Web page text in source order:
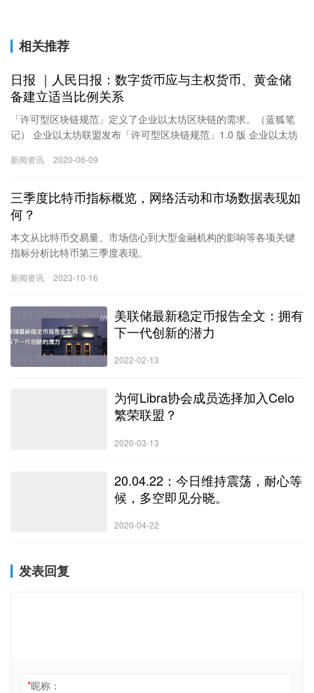
相关推荐
日报 ｜人民日报：数字货币应与主权货币、黄金储
备建立适当比例关系
「许可型区块链规范」定义了企业以太坊区块链的需求。（蓝狐笔
记） 企业以太坊联盟发布「许可型区块链规范」1.0 版 企业以太坊
的目标受众是企业以太坊区块链的运营商。
新闻资讯 2020-06-09
三季度比特币指标概览，网络活动和市场数据表现如
何？
本文从比特币交易量、市场信心到大型金融机构的影响等各项关键
指标分析比特币第三季度表现。
要点：
依然超过了大多数资产类别的表现。
在上半年推动比特币上涨的美国金融机构所带来的影响在本文撰写
时已完全消退。
比特币交易量、流动性、波动性和搜索趋势均持续下降。
新闻资讯 2023-10-16
美联储最新稳定币报告全文：拥有
下一代创新的潜力
2022-02-13
为何Libra协会成员选择加入Celo
繁荣联盟？
2020-03-13
20.04.22：今日维持震荡，耐心等
候，多空即见分晓。
2020-04-22
发表回复
*昵称：